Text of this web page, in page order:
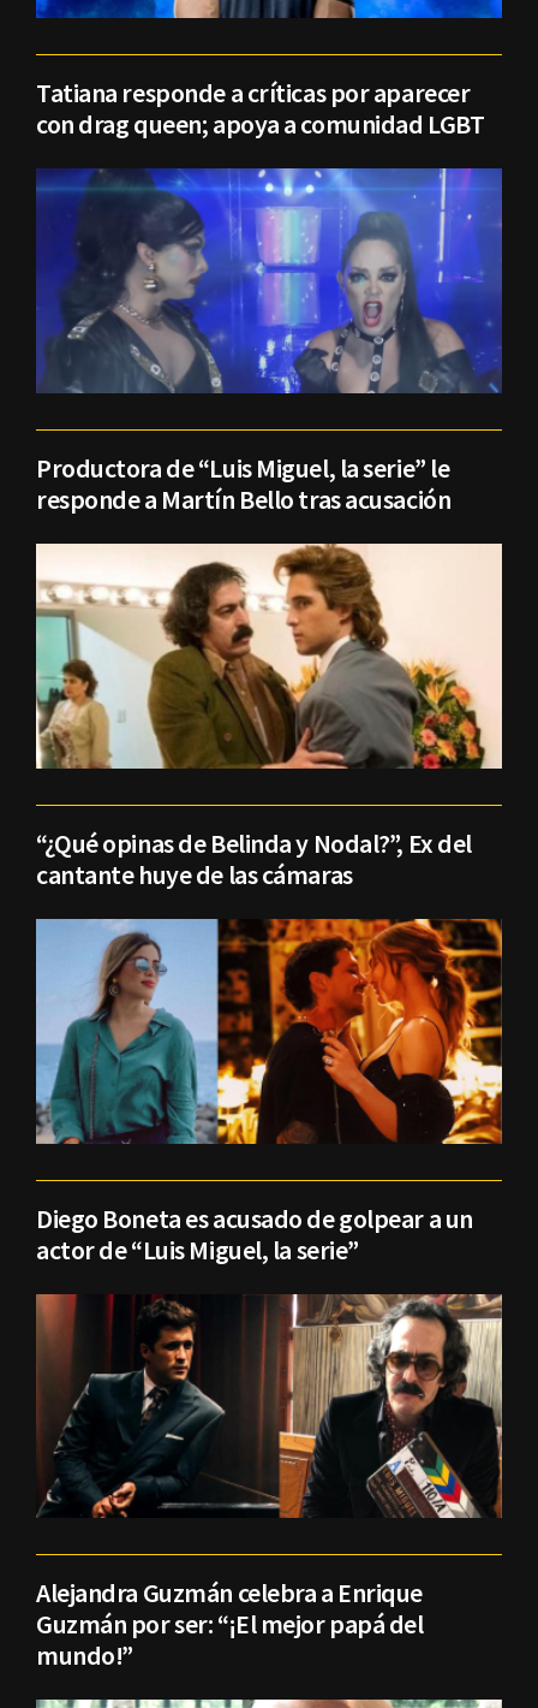
Tatiana responde a críticas por aparecer
con drag queen; apoya a comunidad LGBT
Productora de “Luis Miguel, la serie” le
responde a Martín Bello tras acusación
“¿Qué opinas de Belinda y Nodal?”, Ex del
cantante huye de las cámaras
Diego Boneta es acusado de golpear a un
actor de “Luis Miguel, la serie”
Alejandra Guzmán celebra a Enrique
Guzmán por ser: “¡El mejor papá del
mundo!”